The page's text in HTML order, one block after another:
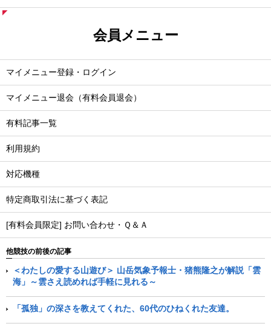
会員メニュー
マイメニュー登録・ログイン
マイメニュー退会（有料会員退会）
有料記事一覧
利用規約
対応機種
特定商取引法に基づく表記
[有料会員限定] お問い合わせ・Ｑ＆Ａ
他競技の前後の記事
＜わたしの愛する山遊び＞ 山岳気象予報士・猪熊隆之が解説「雲
海」～雲さえ読めれば手軽に見れる～
「孤独」の深さを教えてくれた、60代のひねくれた友達。